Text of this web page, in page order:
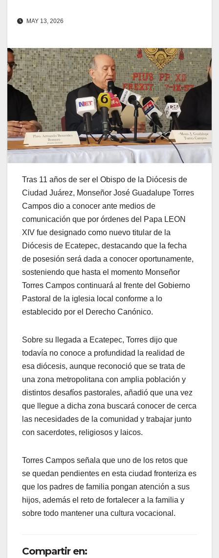
MAY 13, 2026
Tras 11 años de ser el Obispo de la Diócesis de
Ciudad Juárez, Monseñor José Guadalupe Torres
Campos dio a conocer ante medios de
comunicación que por órdenes del Papa LEON
XIV fue designado como nuevo titular de la
Diócesis de Ecatepec, destacando que la fecha
de posesión será dada a conocer oportunamente,
sosteniendo que hasta el momento Monseñor
Torres Campos continuará al frente del Gobierno
Pastoral de la iglesia local conforme a lo
establecido por el Derecho Canónico.
Sobre su llegada a Ecatepec, Torres dijo que
todavía no conoce a profundidad la realidad de
esa diócesis, aunque reconoció que se trata de
una zona metropolitana con amplia población y
distintos desafíos pastorales, añadió que una vez
que llegue a dicha zona buscará conocer de cerca
las necesidades de la comunidad y trabajar junto
con sacerdotes, religiosos y laicos.
Torres Campos señala que uno de los retos que
se quedan pendientes en esta ciudad fronteriza es
que los padres de familia pongan atención a sus
hijos, además el reto de fortalecer a la familia y
sobre todo mantener una cultura vocacional.
Compartir en: